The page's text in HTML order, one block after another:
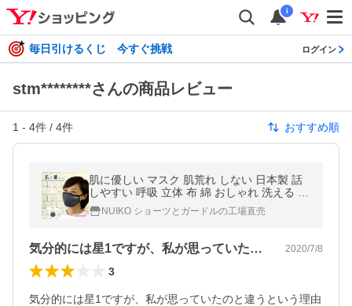
i
毎日引けるくじ 今すぐ挑戦 ログイン
stm********さんの商品レビュー
1 - 4件 / 4件 おすすめ順
肌に優しい マスク 肌荒れ しない 日本製 話
しやすい 呼吸 立体 布 綿 おしゃれ 洗える 吸
水速乾 UVカット ピーチテックオフィストー
ク 小林縫製
NUIKO ショーツとガードルの工場直売
気分的には星1ですが、私が思っていたの… 2020/7/8
3
気分的には星1ですが、私が思っていたのと違うという理由